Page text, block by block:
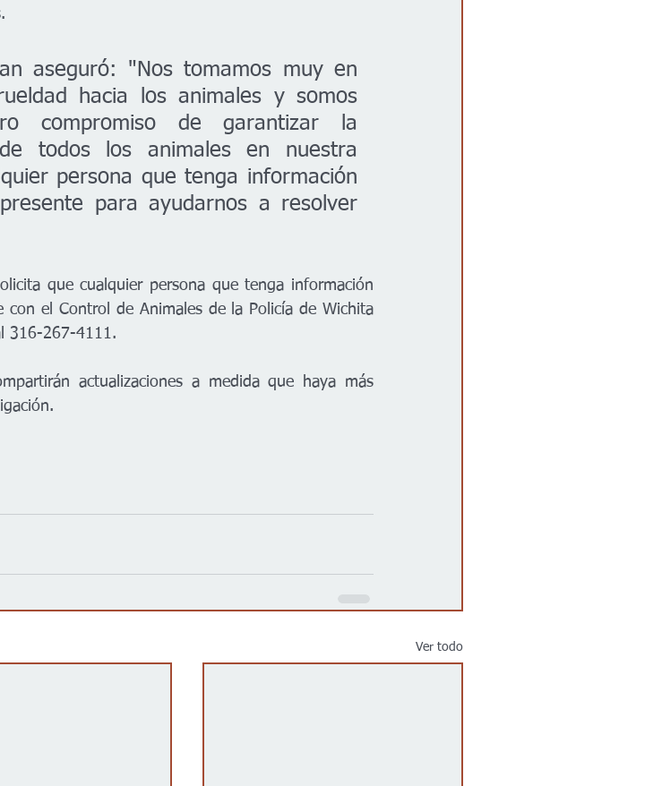
aseguró: "Nos tomamos muy en
hacia los animales y somos
compromiso de garantizar la
todos los animales en nuestra
persona que tenga información
para ayudarnos a resolver
que cualquier persona que tenga información
el Control de Animales de la Policía de Wichita
316-267-4111.
actualizaciones a medida que haya más
Ver todo